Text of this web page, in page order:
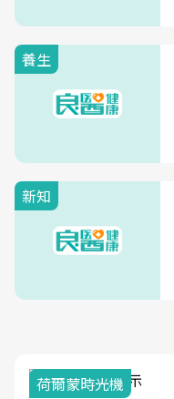
養生
新知
荷爾蒙時光機